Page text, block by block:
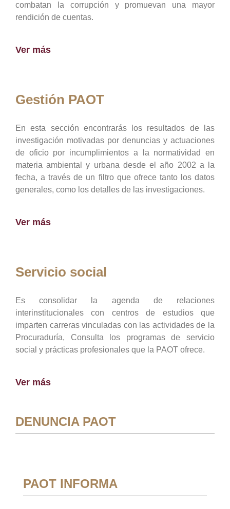
combatan la corrupción y promuevan una mayor
rendición de cuentas.
Ver más
Gestión PAOT
En esta sección encontrarás los resultados de las
investigación motivadas por denuncias y actuaciones
de oficio por incumplimientos a la normatividad en
materia ambiental y urbana desde el año 2002 a la
fecha, a través de un filtro que ofrece tanto los datos
generales, como los detalles de las investigaciones.
Ver más
Servicio social
Es consolidar la agenda de relaciones
interinstitucionales con centros de estudios que
imparten carreras vinculadas con las actividades de la
Procuraduría, Consulta los programas de servicio
social y prácticas profesionales que la PAOT ofrece.
Ver más
DENUNCIA PAOT
PAOT INFORMA